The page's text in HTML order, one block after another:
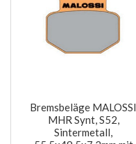
Bremsbeläge MALOSSI
MHR Synt, S52,
Sintermetall,